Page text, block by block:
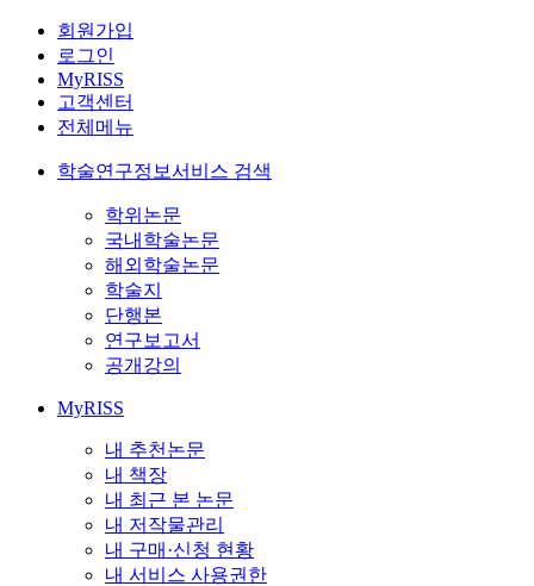
회원가입
로그인
MyRISS
고객센터
전체메뉴
학술연구정보서비스 검색
학위논문
국내학술논문
해외학술논문
학술지
단행본
연구보고서
공개강의
MyRISS
내 추천논문
내 책장
내 최근 본 논문
내 저작물관리
내 구매·신청 현황
내 서비스 사용권한